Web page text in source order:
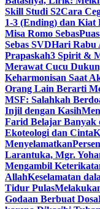
Skill Studi S2Cara
1-3 (Ending) dan Kiat
Misa Romo Sebas
Sebas SVDHari Rabu
Prapaskah3 Spirit &
Merawat Cucu
Keharmonisan Saat
Orang Lain Berarti
MSF: Salahkah
Injil dengan Kasih
Farid Belajar Banyak
Ekoteologi dan Cinta
Menyelamatkan
Larantuka, Mgr.
Mengambil
AllahKeselamatan
Tidur Pulas
Godaan Berbuat Dosa